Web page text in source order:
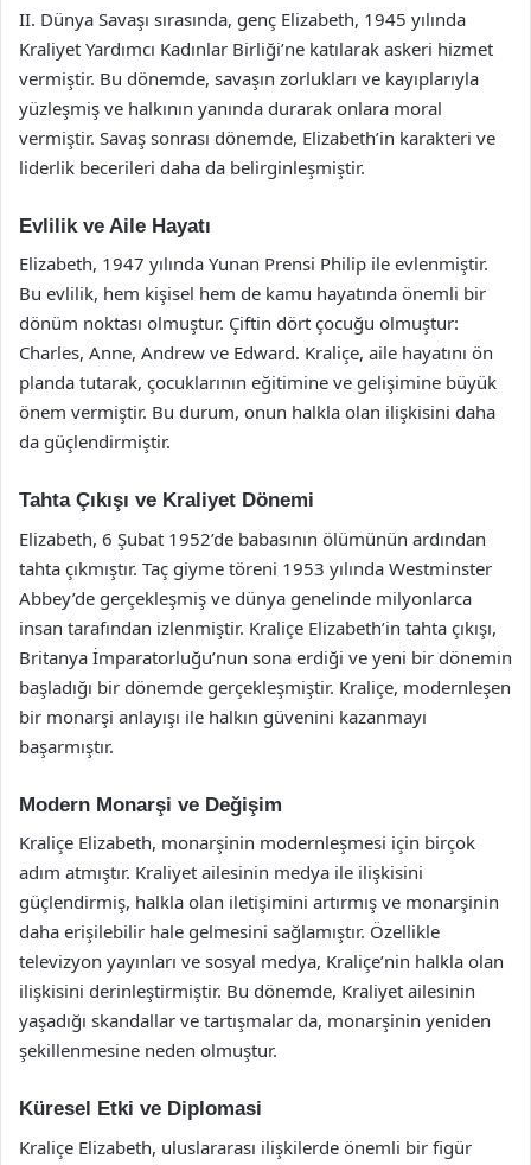
II. Dünya Savaşı sırasında, genç Elizabeth, 1945 yılında
Kraliyet Yardımcı Kadınlar Birliği’ne katılarak askeri hizmet
vermiştir. Bu dönemde, savaşın zorlukları ve kayıplarıyla
yüzleşmiş ve halkının yanında durarak onlara moral
vermiştir. Savaş sonrası dönemde, Elizabeth’in karakteri ve
liderlik becerileri daha da belirginleşmiştir.
Evlilik ve Aile Hayatı
Elizabeth, 1947 yılında Yunan Prensi Philip ile evlenmiştir.
Bu evlilik, hem kişisel hem de kamu hayatında önemli bir
dönüm noktası olmuştur. Çiftin dört çocuğu olmuştur:
Charles, Anne, Andrew ve Edward. Kraliçe, aile hayatını ön
planda tutarak, çocuklarının eğitimine ve gelişimine büyük
önem vermiştir. Bu durum, onun halkla olan ilişkisini daha
da güçlendirmiştir.
Tahta Çıkışı ve Kraliyet Dönemi
Elizabeth, 6 Şubat 1952’de babasının ölümünün ardından
tahta çıkmıştır. Taç giyme töreni 1953 yılında Westminster
Abbey’de gerçekleşmiş ve dünya genelinde milyonlarca
insan tarafından izlenmiştir. Kraliçe Elizabeth’in tahta çıkışı,
Britanya İmparatorluğu’nun sona erdiği ve yeni bir dönemin
başladığı bir dönemde gerçekleşmiştir. Kraliçe, modernleşen
bir monarşi anlayışı ile halkın güvenini kazanmayı
başarmıştır.
Modern Monarşi ve Değişim
Kraliçe Elizabeth, monarşinin modernleşmesi için birçok
adım atmıştır. Kraliyet ailesinin medya ile ilişkisini
güçlendirmiş, halkla olan iletişimini artırmış ve monarşinin
daha erişilebilir hale gelmesini sağlamıştır. Özellikle
televizyon yayınları ve sosyal medya, Kraliçe’nin halkla olan
ilişkisini derinleştirmiştir. Bu dönemde, Kraliyet ailesinin
yaşadığı skandallar ve tartışmalar da, monarşinin yeniden
şekillenmesine neden olmuştur.
Küresel Etki ve Diplomasi
Kraliçe Elizabeth, uluslararası ilişkilerde önemli bir figür